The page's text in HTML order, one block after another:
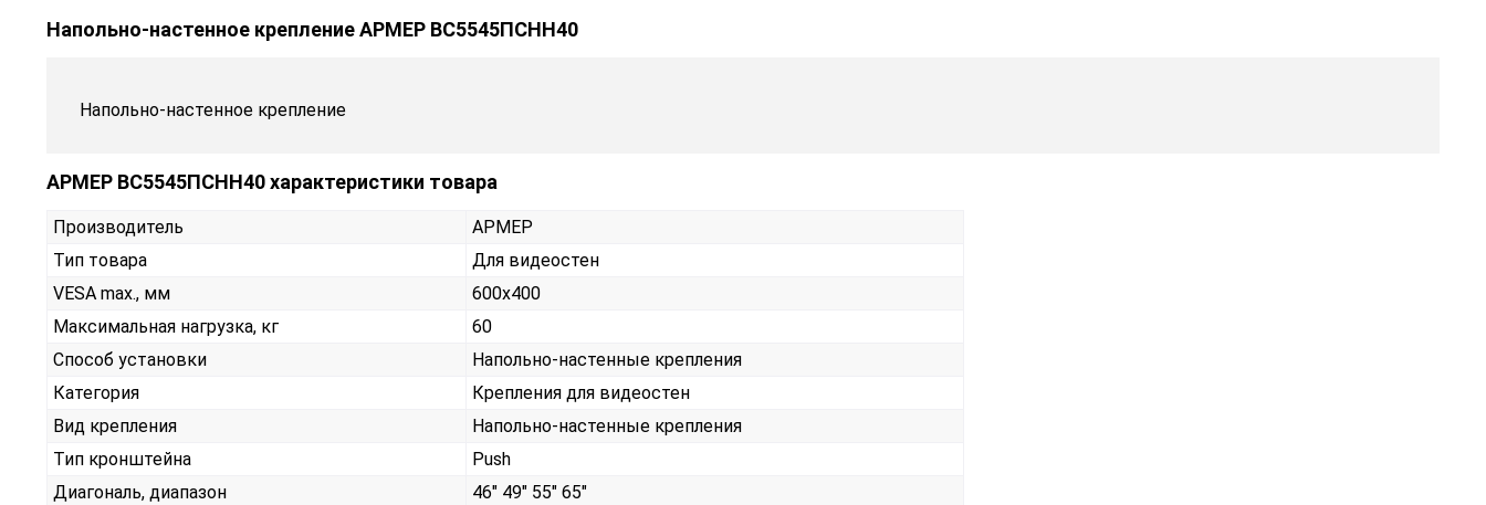
Напольно-настенное крепление АРМЕР ВС5545ПСНН40
Напольно-настенное крепление
АРМЕР ВС5545ПСНН40 характеристики товара
Производитель
АРМЕР
Тип товара
Для видеостен
VESA max., мм
600х400
Максимальная нагрузка, кг
60
Способ установки
Напольно-настенные крепления
Категория
Крепления для видеостен
Вид крепления
Напольно-настенные крепления
Тип кронштейна
Push
Диагональ, диапазон
46" 49" 55" 65"